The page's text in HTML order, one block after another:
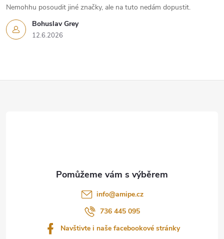
Bohuslav Grey
12.6.2026
Nemohhu posoudit jiné značky, ale na tuto nedám dopustit.
info@amipe.cz
736 445 095
Navštivte i naše facebookové stránky